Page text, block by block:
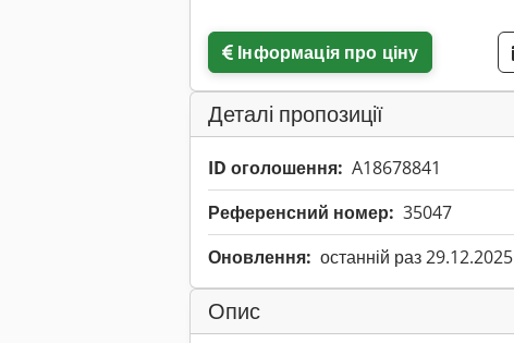
Інформація про ціну
Деталі пропозиції
ID оголошення: A18678841
Референсний номер: 35047
Оновлення: останній раз 29.12.2025
Опис